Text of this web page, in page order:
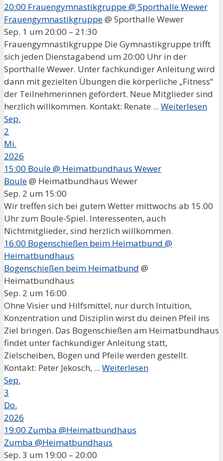
20:00 Frauengymnastikgruppe@ Sporthalle Wewer
Frauengymnastikgruppe@ Sporthalle Wewer
Sep. 1 um 20:00 – 21:30
Frauengymnastikgruppe Die Gymnastikgruppe trifft
sich jeden Dienstagabend um 20:00 Uhr in der
Sporthalle Wewer. Unter fachkundiger Anleitung wird
dann mit gezielten Übungen die körperliche „Fitness“
der Teilnehmerinnen gefördert. Neue Mitglieder sind
herzlich willkommen. Kontakt: Renate ... Weiterlesen
Sep.
2
Mi.
2026
15:00 Boule@ Heimatbundhaus Wewer
Boule@ Heimatbundhaus Wewer
Sep. 2 um 15:00
Wir treffen sich bei gutem Wetter mittwochs ab 15.00
Uhr zum Boule-Spiel. Interessenten, auch
Nichtmitglieder, sind herzlich willkommen.
16:00 Bogenschießen beim Heimatbund @
Heimatbundhaus
Bogenschießen beim Heimatbund @
Heimatbundhaus
Sep. 2 um 16:00
Ohne Visier und Hilfsmittel, nur durch Intuition,
Konzentration und Disziplin wirst du deinen Pfeil ins
Ziel bringen. Das Bogenschießen am Heimatbundhaus
findet unter fachkundiger Anleitung statt,
Zielscheiben, Bogen und Pfeile werden gestellt.
Kontakt: Peter Jekosch, ... Weiterlesen
Sep.
3
Do.
2026
19:00 Zumba @Heimatbundhaus
Zumba @Heimatbundhaus
Sep. 3 um 19:00 – 20:00